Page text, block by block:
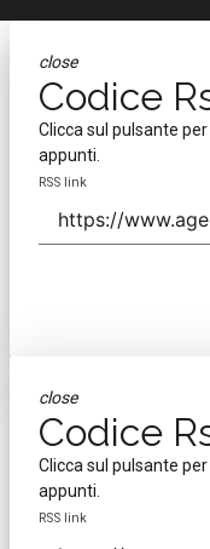
close
Codice
Clicca sul pulsante
appunti.
RSS link
close
Codice
Clicca sul pulsante
appunti.
RSS link